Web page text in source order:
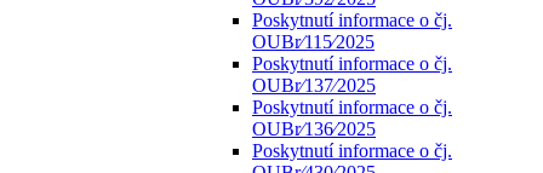
Poskytnutí informace o čj.
OUBr⁄115⁄2025
Poskytnutí informace o čj.
OUBr⁄137⁄2025
Poskytnutí informace o čj.
OUBr⁄136⁄2025
Poskytnutí informace o čj.